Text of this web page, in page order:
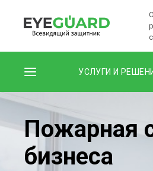
УСЛУГИ И
Пожарная
бизнеса